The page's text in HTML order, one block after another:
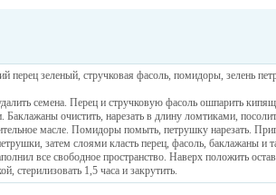
перец зеленый, стручковая фасоль, помидоры, зелень
семена. Перец и стручковую фасоль ошпарить
Баклажаны очистить, нарезать в длину ломтиками,
масле. Помидоры помыть, петрушку нарезать.
затем слоями класть перец, фасоль, баклажаны и
все свободное пространство. Наверх положить
стерилизовать 1,5 часа и закрутить.